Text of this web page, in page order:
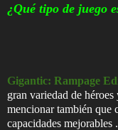
¿Qué tipo de juego
Gigantic: Rampage
gran variedad de
mencionar también que
capacidades